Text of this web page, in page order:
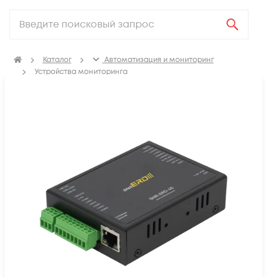
Каталог
Автоматизация и мониторинг
Устройства мониторинга